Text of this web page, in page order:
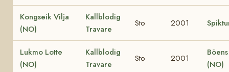
Kongseik Vilja
(NO)
Kallblodig
Travare
Sto 2001
Lukmo Lotte
(NO)
Kallblodig
Travare
Sto 2001
(NO)